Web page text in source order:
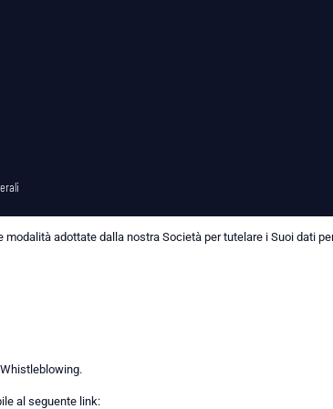
adottate dalla nostra Società per tutelare i Suoi dati
al seguente link: